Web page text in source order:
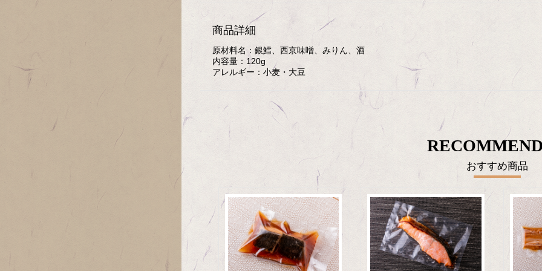
商品詳細
原材料名：銀鱈、西京味噌、みりん、酒
内容量： 120g
アレルギー：小麦・大豆
おすすめ商品